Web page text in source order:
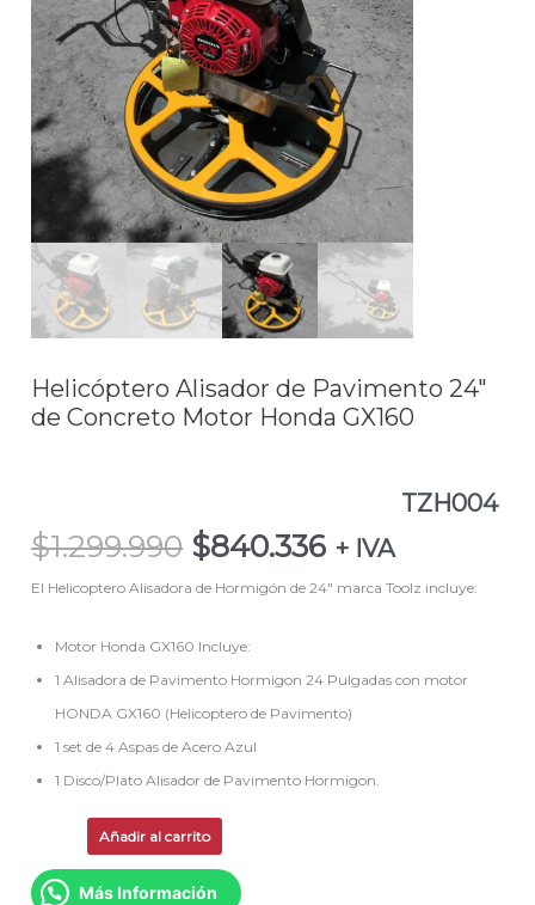
Helicóptero Alisador de Pavimento 24″
de Concreto Motor Honda GX160
TZH004
$1.299.990
$1.299.990.
$840.336
$840.336.
+ IVA
El Helicoptero Alisadora de Hormigón de 24″ marca Toolz incluye:
Motor Honda GX160 Incluye:
1 Alisadora de Pavimento Hormigon 24 Pulgadas con motor
HONDA GX160 (Helicoptero de Pavimento)
1 set de 4 Aspas de Acero Azul
1 Disco/Plato Alisador de Pavimento Hormigon.
24"
de
Concreto
Motor
Honda
GX160TZH004
cantidad
Añadir al carrito
Más Información